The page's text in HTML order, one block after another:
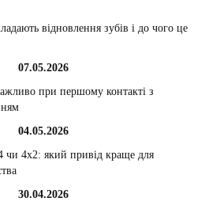
відновлення зубів і до чого це
07.05.2026
при першому контакті з
04.05.2026
чи 4х2: який привід краще для
30.04.2026